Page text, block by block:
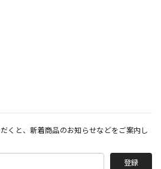
くと、新着商品のお知らせなどをご案内し
登録